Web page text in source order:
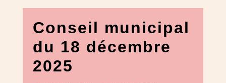
Conseil municipal
du 18 décembre
2025